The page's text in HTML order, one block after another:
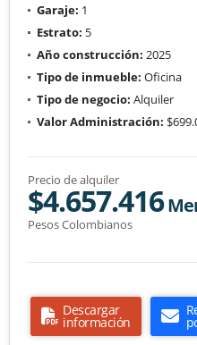
Garaje: 1
Estrato: 5
Año construcción: 2025
Tipo de inmueble: Oficina
Tipo de negocio: Alquiler
Valor Administración:
Precio de alquiler
$4.657.416
Pesos Colombianos
Descargar
información